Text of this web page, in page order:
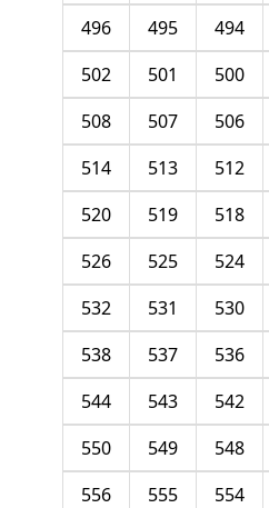
494
495
496
500
501
502
506
507
508
512
513
514
518
519
520
524
525
526
530
531
532
536
537
538
542
543
544
548
549
550
554
555
556